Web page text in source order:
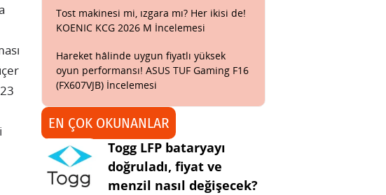
Tost makinesi mi, ızgara mı? Her ikisi de!
KOENIC KCG 2026 M İncelemesi
Hareket hâlinde uygun fiyatlı yüksek
oyun performansı! ASUS TUF Gaming F16
(FX607VJB) İncelemesi
EN ÇOK OKUNANLAR
Togg LFP bataryayı
doğruladı, fiyat ve
menzil nasıl değişecek?